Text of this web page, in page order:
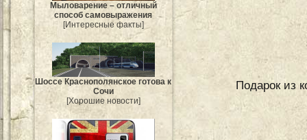
Мыловарение – отличный
способ самовыражения
[Интересные факты]
Шоссе Краснополянское готова к
Сочи
[Хорошие новости]
Подарок из